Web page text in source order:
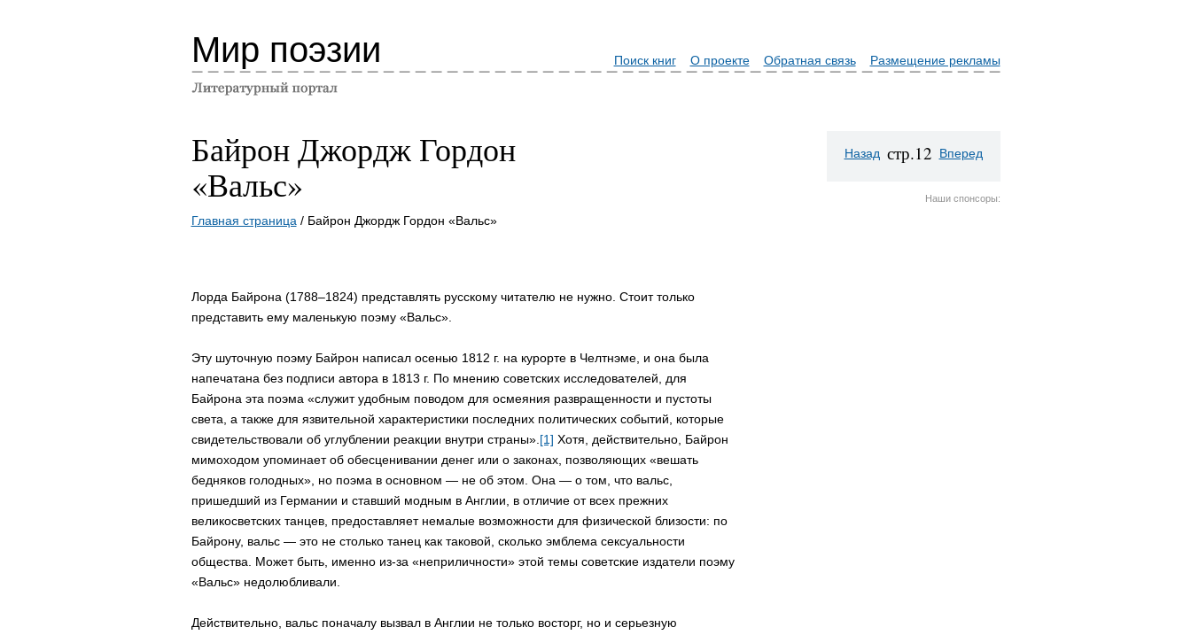
Мир поэзии Поиск книг О проекте Обратная связь Размещение рекламы
Байрон Джордж Гордон
«Вальс»
Главная страница / Байрон Джордж Гордон «Вальс»
Лорда Байрона (1788–1824) представлять русскому читателю не нужно. Стоит только
представить ему маленькую поэму «Вальс».
Эту шуточную поэму Байрон написал осенью 1812 г. на курорте в Челтнэме, и она была
напечатана без подписи автора в 1813 г. По мнению советских исследователей, для
Байрона эта поэма «служит удобным поводом для осмеяния развращенности и пустоты
света, а также для язвительной характеристики последних политических событий, которые
свидетельствовали об углублении реакции внутри страны». [1] Хотя, действительно, Байрон
мимоходом упоминает об обесценивании денег или о законах, позволяющих «вешать
бедняков голодных», но поэма в основном — не об этом. Она — о том, что вальс,
пришедший из Германии и ставший модным в Англии, в отличие от всех прежних
великосветских танцев, предоставляет немалые возможности для физической близости: по
Байрону, вальс — это не столько танец как таковой, сколько эмблема сексуальности
общества. Может быть, именно из-за «неприличности» этой темы советские издатели поэму
«Вальс» недолюбливали.
Действительно, вальс поначалу вызвал в Англии не только восторг, но и серьезную
Назад стр.12 Вперед
Наши спонсоры: